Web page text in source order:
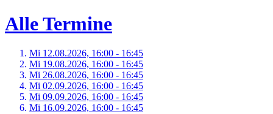
Alle Termine
Mi 12.08.2026, 16:00 - 16:45
Mi 19.08.2026, 16:00 - 16:45
Mi 26.08.2026, 16:00 - 16:45
Mi 02.09.2026, 16:00 - 16:45
Mi 09.09.2026, 16:00 - 16:45
Mi 16.09.2026, 16:00 - 16:45